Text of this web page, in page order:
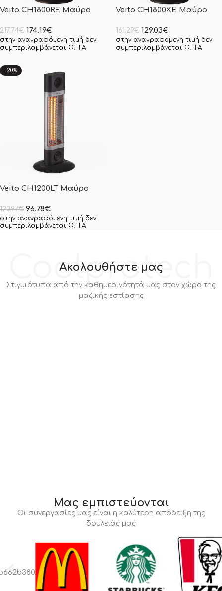
Veito CH1800RE Μαύρο
217.74€ 174.19€
στην αναγραφόμενη τιμή δεν
συμπεριλαμβάνεται Φ.Π.Α
Veito CH1800XE Μαύρο
161.29€ 129.03€
στην αναγραφόμενη τιμή δεν
συμπεριλαμβάνεται Φ.Π.Α
-20%
Veito CH1200LT Μαύρο
120.97€ 96.78€
στην αναγραφόμενη τιμή δεν
συμπεριλαμβάνεται Φ.Π.Α
Coolprotech
Ακολουθήστε μας
Στιγμιότυπα από την καθημερινότητά μας στον χώρο της
μαζικής εστίασης
Μας εμπιστεύονται
Οι συνεργασίες μας είναι η καλύτερη απόδειξη της
δουλειάς μας